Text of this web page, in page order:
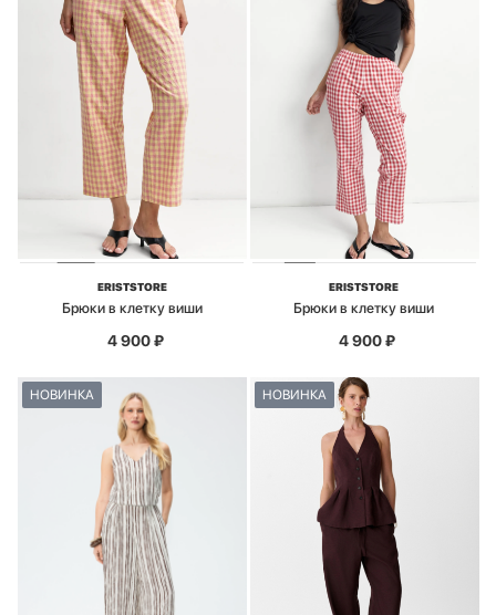
ERISTSTORE
Брюки в клетку виши
4 900₽
ERISTSTORE
Брюки в клетку виши
4 900₽
НОВИНКА НОВИНКА